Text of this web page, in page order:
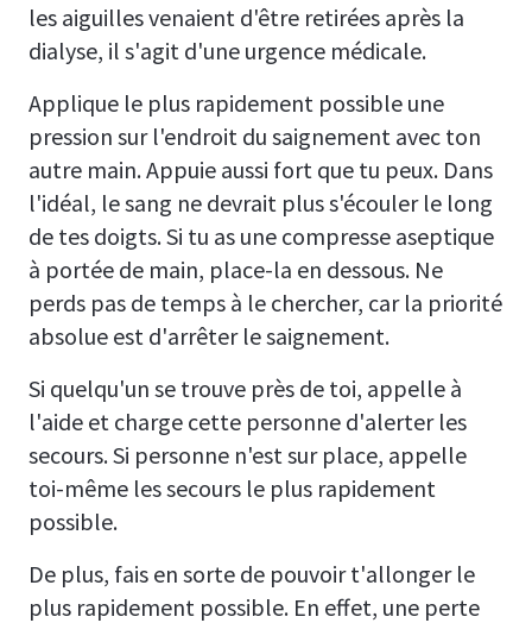
les aiguilles venaient d'être retirées après la
dialyse, il s'agit d'une urgence médicale.
Applique le plus rapidement possible une
pression sur l'endroit du saignement avec ton
autre main. Appuie aussi fort que tu peux. Dans
l'idéal, le sang ne devrait plus s'écouler le long
de tes doigts. Si tu as une compresse aseptique
à portée de main, place-la en dessous. Ne
perds pas de temps à le chercher, car la priorité
absolue est d'arrêter le saignement.
Si quelqu'un se trouve près de toi, appelle à
l'aide et charge cette personne d'alerter les
secours. Si personne n'est sur place, appelle
toi-même les secours le plus rapidement
possible.
De plus, fais en sorte de pouvoir t'allonger le
plus rapidement possible. En effet, une perte